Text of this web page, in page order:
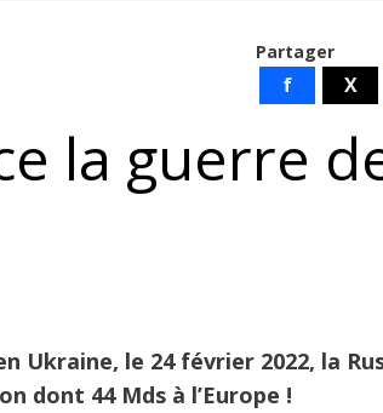
Partager
f X
la guerre
Ukraine, le 24 février 2022, la
dont 44 Mds à l’Europe !